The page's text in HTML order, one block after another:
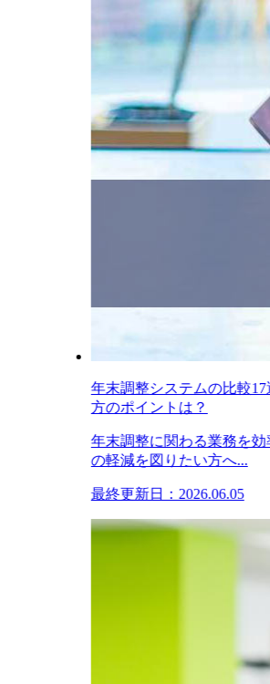
年末調整システムの比較
方のポイントは？
年末調整に関わる業務を
の軽減を図りたい方へ...
最終更新日：2026.06.05